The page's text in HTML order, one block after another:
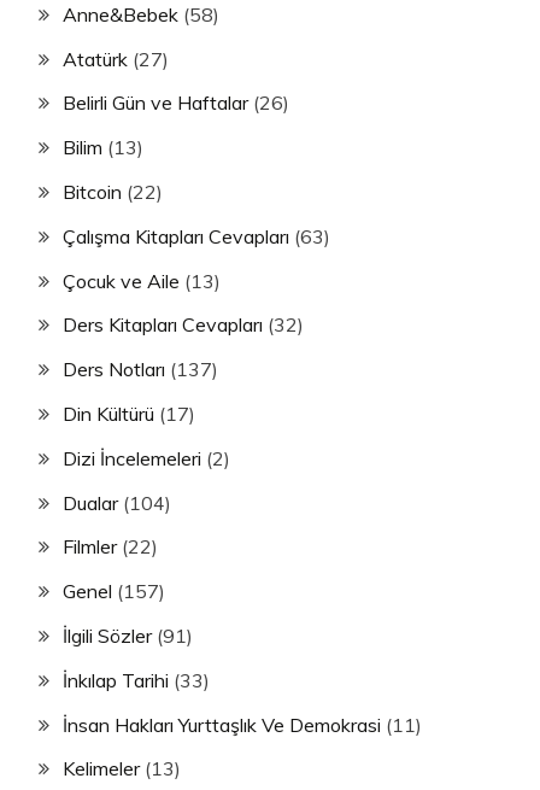
Anne&Bebek (58)
Atatürk (27)
Belirli Gün ve Haftalar(26)
Bilim (13)
Bitcoin (22)
Çalışma Kitapları Cevapları (63)
Çocuk ve Aile (13)
Ders Kitapları Cevapları (32)
Ders Notları (137)
Din Kültürü (17)
Dizi İncelemeleri (2)
Dualar(104)
Filmler(22)
Genel (157)
İlgili Sözler(91)
İnkılap Tarihi (33)
İnsan Hakları Yurttaşlık Ve Demokrasi (11)
Kelimeler(13)